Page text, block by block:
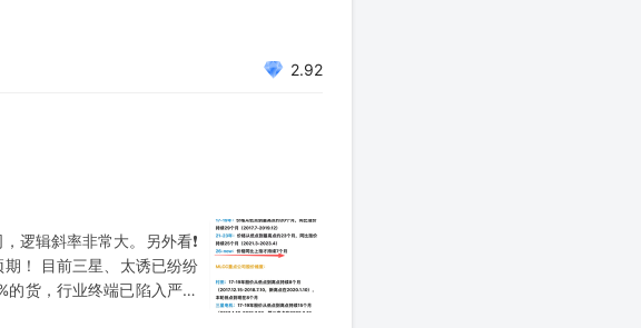
2.92
逻辑斜率非常大。另外看❗️
！ 目前三星、太诱已纷纷
货，行业终端已陷入严重